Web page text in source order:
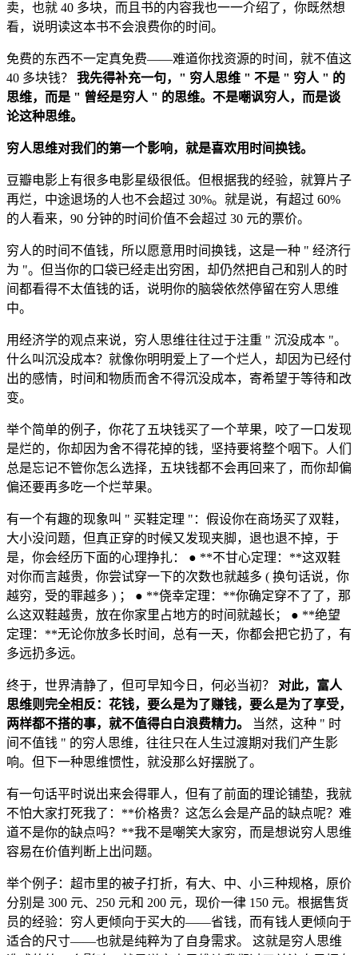
卖，也就 40 多块，而且书的内容我也一一介绍了，你既然想
看，说明读这本书不会浪费你的时间。
免费的东西不一定真免费——难道你找资源的时间，就不值这
40 多块钱？ 我先得补充一句，" 穷人思维 " 不是 " 穷人 " 的
思维，而是 " 曾经是穷人 " 的思维。不是嘲讽穷人，而是谈
论这种思维。
穷人思维对我们的第一个影响，就是喜欢用时间换钱。
豆瓣电影上有很多电影星级很低。但根据我的经验，就算片子
再烂，中途退场的人也不会超过 30%。就是说，有超过 60%
的人看来，90 分钟的时间价值不会超过 30 元的票价。
穷人的时间不值钱，所以愿意用时间换钱，这是一种 " 经济行
为 "。但当你的口袋已经走出穷困，却仍然把自己和别人的时
间都看得不太值钱的话，说明你的脑袋依然停留在穷人思维
中。
用经济学的观点来说，穷人思维往往过于注重 " 沉没成本 "。
什么叫沉没成本？就像你明明爱上了一个烂人，却因为已经付
出的感情，时间和物质而舍不得沉没成本，寄希望于等待和改
变。
举个简单的例子，你花了五块钱买了一个苹果，咬了一口发现
是烂的，你却因为舍不得花掉的钱，坚持要将整个咽下。人们
总是忘记不管你怎么选择，五块钱都不会再回来了，而你却偏
偏还要再多吃一个烂苹果。
有一个有趣的现象叫 " 买鞋定理 "：假设你在商场买了双鞋，
大小没问题，但真正穿的时候又发现夹脚，退也退不掉，于
是，你会经历下面的心理挣扎： ● **不甘心定理：**这双鞋
对你而言越贵，你尝试穿一下的次数也就越多 ( 换句话说，你
越穷，受的罪越多 ) ； ● **侥幸定理：**你确定穿不了了，那
么这双鞋越贵，放在你家里占地方的时间就越长； ● **绝望
定理：**无论你放多长时间，总有一天，你都会把它扔了，有
多远扔多远。
终于，世界清静了，但可早知今日，何必当初？ 对此，富人
思维则完全相反：花钱，要么是为了赚钱，要么是为了享受，
两样都不搭的事，就不值得白白浪费精力。
当然，这种 " 时
间不值钱 " 的穷人思维，往往只在人生过渡期对我们产生影
响。但下一种思维惯性，就没那么好摆脱了。
有一句话平时说出来会得罪人，但有了前面的理论铺垫，我就
不怕大家打死我了：**价格贵？这怎么会是产品的缺点呢？难
道不是你的缺点吗？**我不是嘲笑大家穷，而是想说穷人思维
容易在价值判断上出问题。
举个例子：超市里的被子打折，有大、中、小三种规格，原价
分别是 300 元、250 元和 200 元，现价一律 150 元。根据售货
员的经验：穷人更倾向于买大的——省钱，而有钱人更倾向于
适合的尺寸——也就是纯粹为了自身需求。 这就是穷人思维